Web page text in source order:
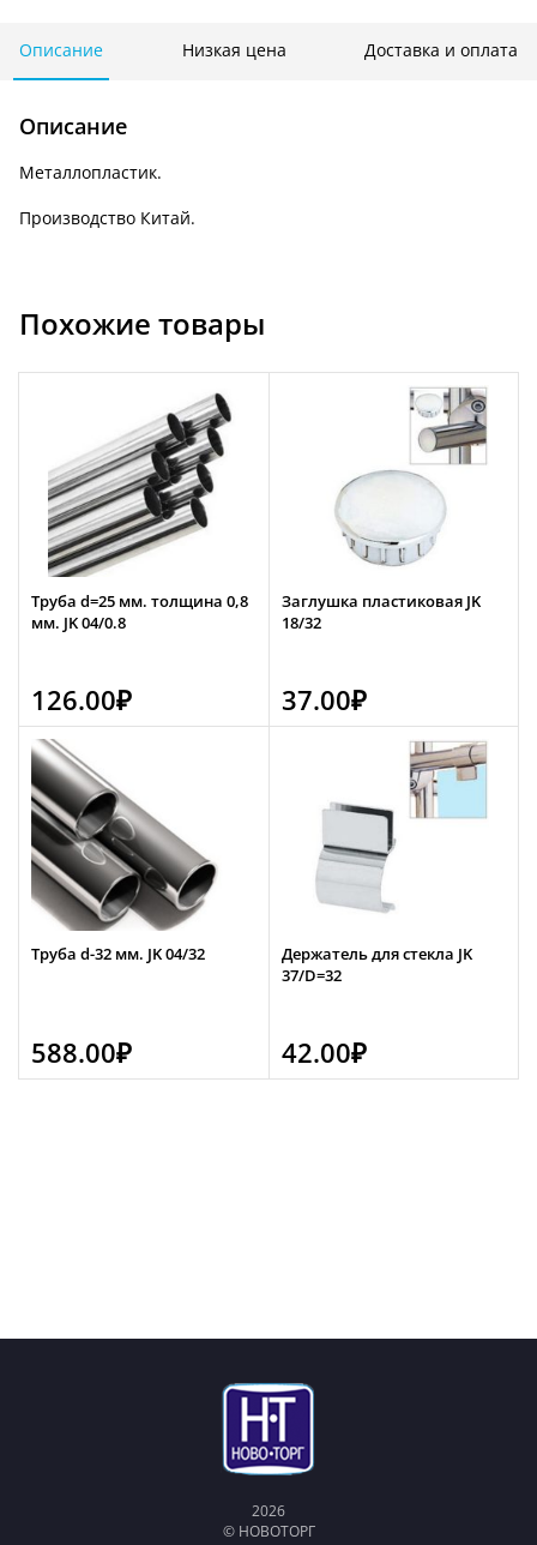
d-
50
JK
Описание Низкая цена Доставка и оплата
Описание
Металлопластик.
Производство Китай.
Похожие товары
Труба d=25 мм. толщина 0,8
мм. JK 04/0.8
126.00₽
Заглушка пластиковая JK
18/32
37.00₽
Труба d-32 мм. JK 04/32
588.00₽
Держатель для стекла JK
37/D=32
42.00₽
2026
© НОВОТОРГ